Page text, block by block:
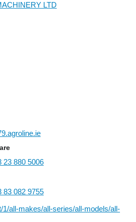
LTD
23 880 5006
83 082 9755
all-makes/all-series/all-models/all-